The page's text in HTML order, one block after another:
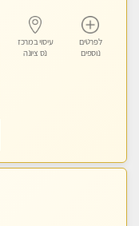
לפרטים
נוספים
עיסוי במרכז
נס ציונה